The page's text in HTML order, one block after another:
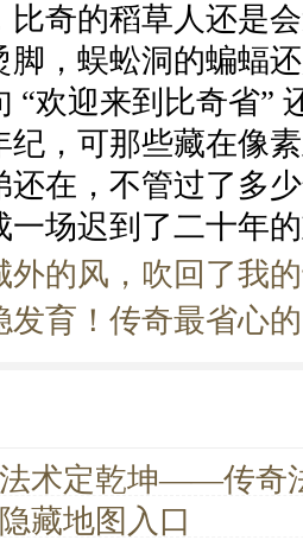
比奇的稻草人还是
脚，蜈蚣洞的蝙蝠
“欢迎来到比奇省”
纪，可那些藏在像
还在，不管过了多
一场迟到了二十年
外的风，吹回了我
发育！传奇最省心
术定乾坤——传奇
藏地图入口